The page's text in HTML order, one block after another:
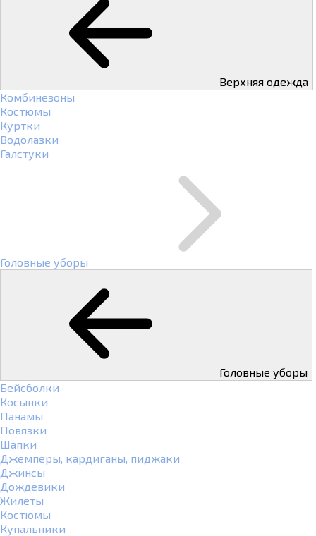
Верхняя одежда
Комбинезоны
Костюмы
Куртки
Водолазки
Галстуки
Головные уборы
Головные уборы
Бейсболки
Косынки
Панамы
Повязки
Шапки
Джемперы, кардиганы, пиджаки
Джинсы
Дождевики
Жилеты
Костюмы
Купальники